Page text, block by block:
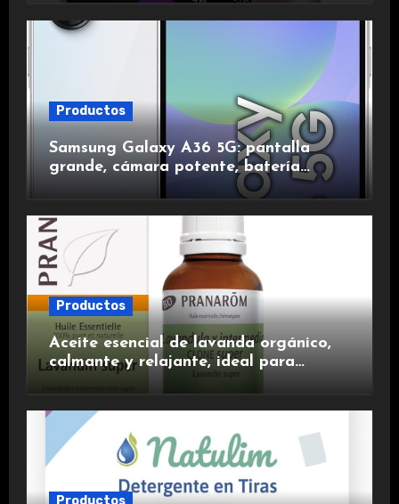
Productos
Samsung Galaxy A36 5G: pantalla
grande, cámara potente, batería
duradera y carga rápida para una
experiencia premium.
Productos
Aceite esencial de lavanda orgánico,
calmante y relajante, ideal para
Productos